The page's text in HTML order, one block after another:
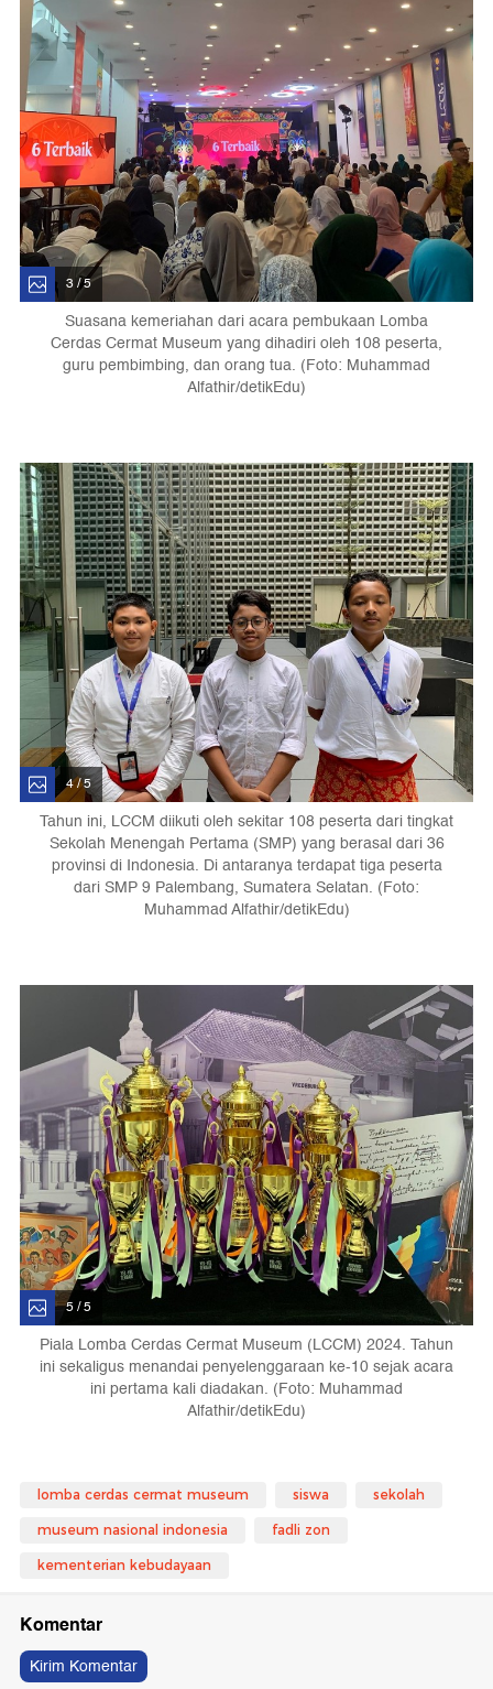
3 / 5
Suasana kemeriahan dari acara pembukaan Lomba
Cerdas Cermat Museum yang dihadiri oleh 108 peserta,
guru pembimbing, dan orang tua. (Foto: Muhammad
Alfathir/detikEdu)
4 / 5
Tahun ini, LCCM diikuti oleh sekitar 108 peserta dari tingkat
Sekolah Menengah Pertama (SMP) yang berasal dari 36
provinsi di Indonesia. Di antaranya terdapat tiga peserta
dari SMP 9 Palembang, Sumatera Selatan. (Foto:
Muhammad Alfathir/detikEdu)
5 / 5
Piala Lomba Cerdas Cermat Museum (LCCM) 2024. Tahun
ini sekaligus menandai penyelenggaraan ke-10 sejak acara
ini pertama kali diadakan. (Foto: Muhammad
Alfathir/detikEdu)
lomba cerdas cermat museum siswa sekolah
museum nasional indonesia fadli zon
kementerian kebudayaan
Komentar
Kirim Komentar